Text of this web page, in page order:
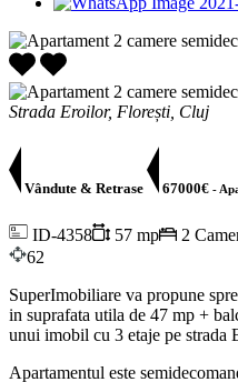
Strada Eroilor, Florești, Cluj
Vândute & Retrase 67000€ -
ID-4358 57 mp 2
62
SuperImobiliare va propune
in suprafata utila de 47 mp +
unui imobil cu 3 etaje pe strada
Apartamentul este